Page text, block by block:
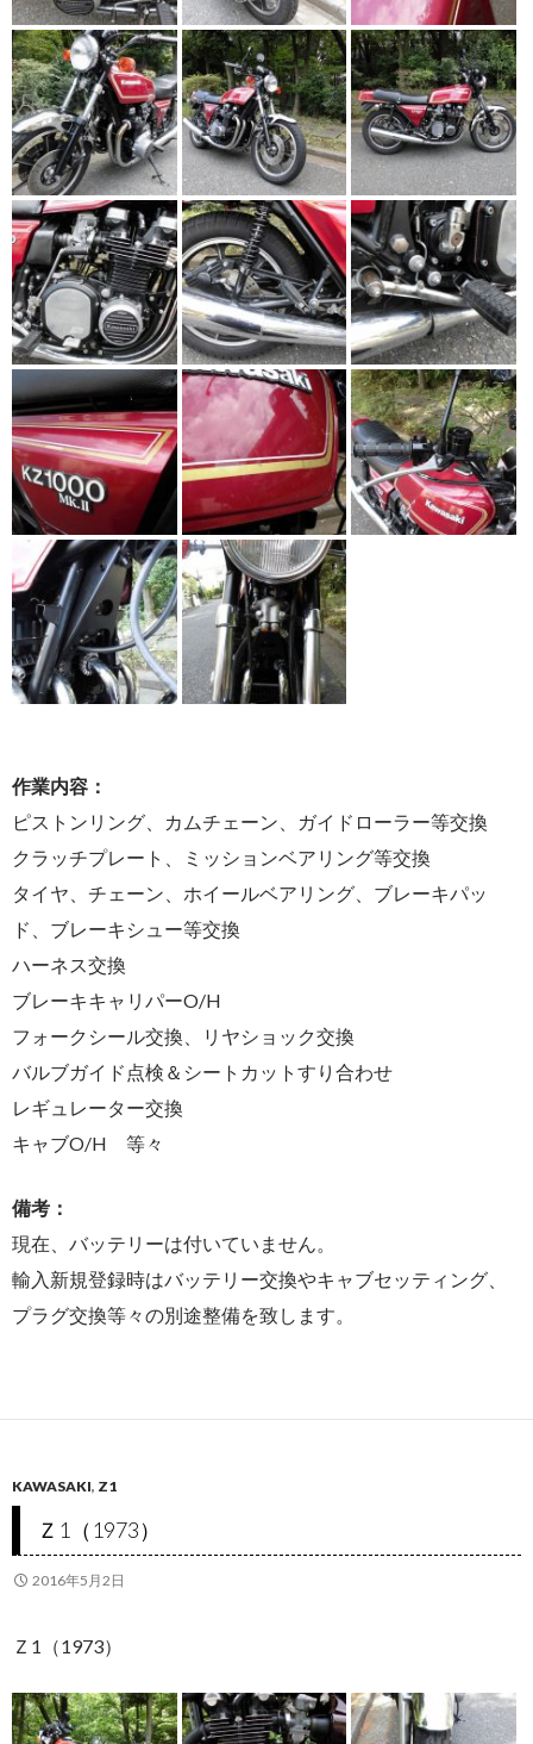
作業内容：
ピストンリング、カムチェーン、ガイドローラー等交換
クラッチプレート、ミッションベアリング等交換
タイヤ、チェーン、ホイールベアリング、ブレーキパッ
ド、ブレーキシュー等交換
ハーネス交換
ブレーキキャリパーO/H
フォークシール交換、リヤショック交換
バルブガイド点検＆シートカットすり合わせ
レギュレーター交換
キャブO/H 等々
備考：
現在、バッテリーは付いていません。
輸入新規登録時はバッテリー交換やキャブセッティング、
プラグ交換等々の別途整備を致します。
KAWASAKI, Z1
Ｚ1（1973）
2016年5月2日
Ｚ1（1973）